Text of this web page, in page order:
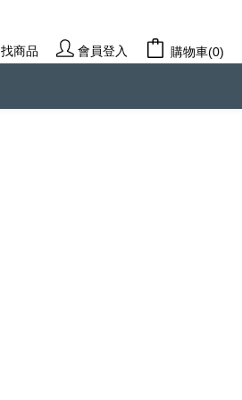
找商品 會員登入 購物車(0)